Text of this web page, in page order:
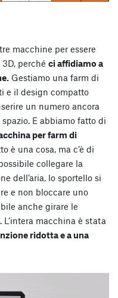
macchine per essere
perché ci affidiamo a
Gestiamo una farm di
e il design compatto
un numero ancora
E abbiamo fatto di
per farm di
è una cosa, ma c’è di
collegare la
dell’aria, lo sportello si
e non bloccare uno
anche girare le
L’intera macchina è stata
ridotta e a una